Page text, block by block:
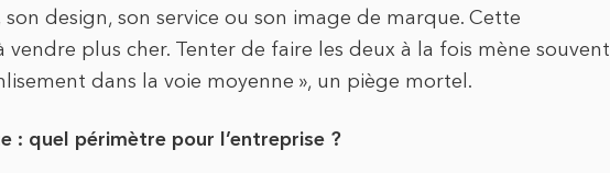
design, son service ou son image de marque. Cette
vendre plus cher. Tenter de faire les deux à la fois mène souvent
dans la voie moyenne », un piège mortel.
: quel périmètre pour l’entreprise ?